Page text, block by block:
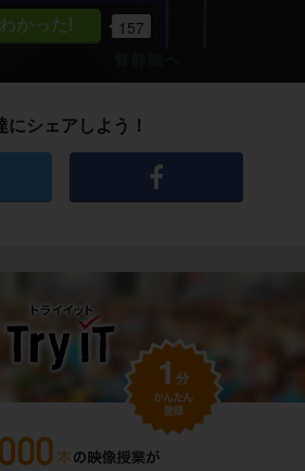
157
にシェアしよう！